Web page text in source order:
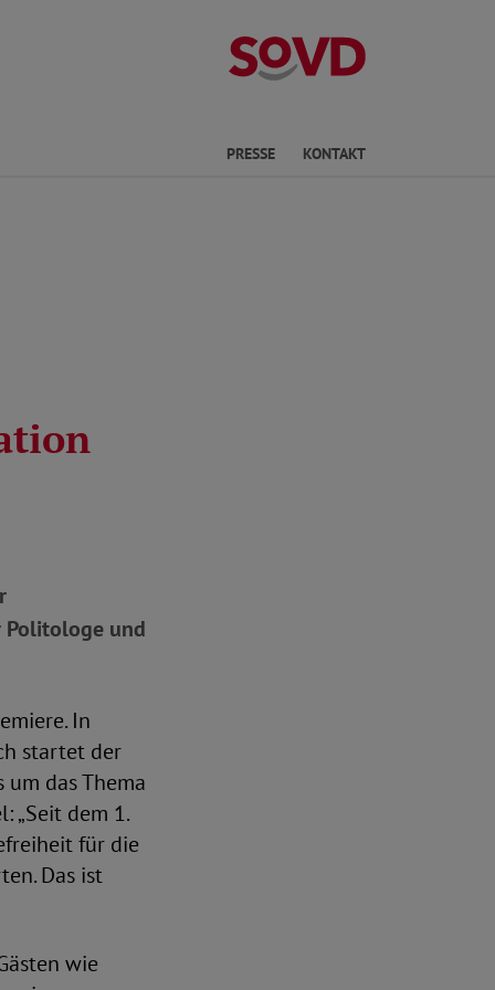
Kreisverband
PRESSE KONTAKT
Politologe und
In
startet der
um das Thema
„Seit dem 1.
für die
Das ist
wie